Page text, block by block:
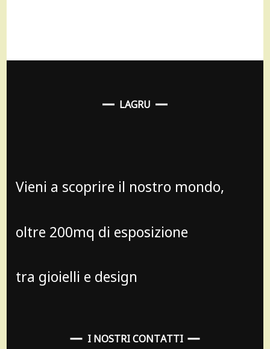
LAGRU
Vieni a scoprire il nostro mondo,
oltre 200mq di esposizione
tra gioielli e design
I NOSTRI CONTATTI